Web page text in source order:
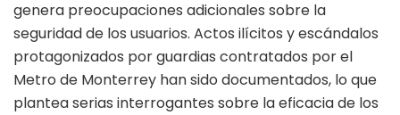
genera preocupaciones adicionales sobre la
seguridad de los usuarios. Actos ilícitos y escándalos
protagonizados por guardias contratados por el
Metro de Monterrey han sido documentados, lo que
plantea serias interrogantes sobre la eficacia de los